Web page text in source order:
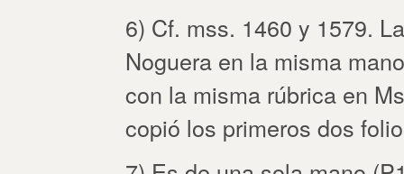
6) Cf. mss. 1460 y 1579.
Noguera en la misma
con la misma rúbrica en
copió los primeros dos